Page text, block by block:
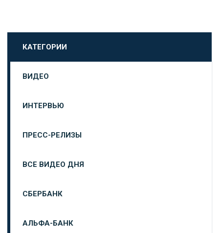
КАТЕГОРИИ
ВИДЕО
ИНТЕРВЬЮ
ПРЕСС-РЕЛИЗЫ
ВСЕ ВИДЕО ДНЯ
СБЕРБАНК
АЛЬФА-БАНК